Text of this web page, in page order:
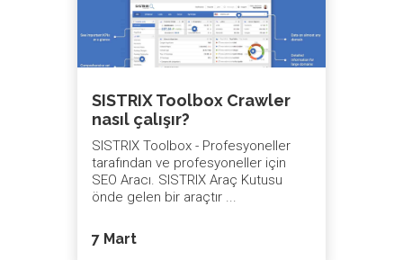
SISTRIX Toolbox Crawler
nasıl çalışır?
SISTRIX Toolbox - Profesyoneller
tarafından ve profesyoneller için
SEO Aracı. SISTRIX Araç Kutusu
önde gelen bir araçtır ...
7 Mart